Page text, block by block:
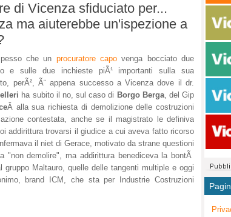
di Vicenza sfiduciato per...
ma aiuterebbe un'ispezione a
che un procuratore capo venga bocciato due
e sulle due inchieste piÃ¹ importanti sulla sua
perÃ², Ã¨ appena successo a Vicenza dove il dr.
ha subito il no, sul caso di Borgo Berga, del Gip
Â alla sua richiesta di demolizione delle costruzioni
contestata, anche se il magistrato le definiva
addirittura trovarsi il giudice a cui aveva fatto ricorso
il niet di Gerace, motivato da strane questioni
"non demolire", ma addirittura benediceva la bontÃ
gruppo Maltauro, quelle delle tangenti multiple e oggi
brand
ICM, che sta per Industrie Costruzioni
fatto